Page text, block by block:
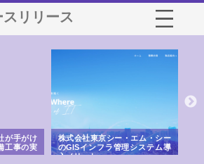
リリース
が手がけ
工事の実
株式会社東京シー・エム・シー
のGISインフラ管理システム導
入メリット